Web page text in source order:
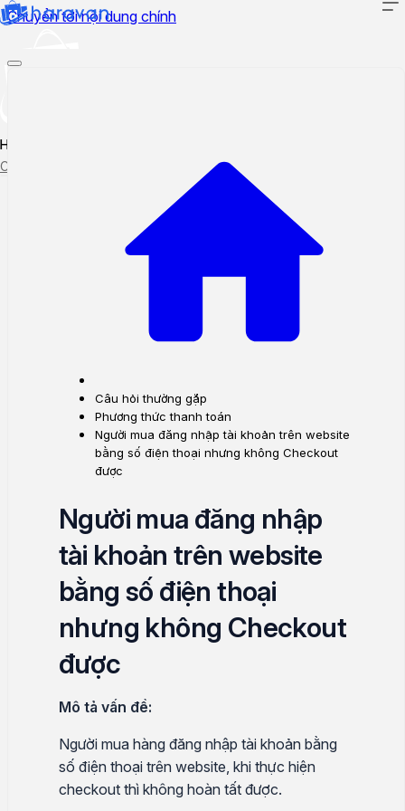
Chuyển tới nội dung chính
Hướng dẫn sử dụng
Cập nhật tính năng mới
Theo dõi ticket
Câu hỏi thường gặp
Phương thức thanh toán
Người mua đăng nhập tài khoản trên website
bằng số điện thoại nhưng không Checkout
được
Người mua đăng nhập
tài khoản trên website
bằng số điện thoại
nhưng không Checkout
được
Mô tả vấn đề:
Người mua hàng đăng nhập tài khoản bằng
số điện thoại trên website, khi thực hiện
checkout thì không hoàn tất được.